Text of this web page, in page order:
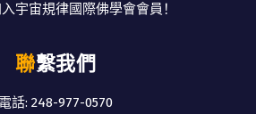
宇宙規律國際佛學會會員！
聯繫我們
電話: 248-977-0570